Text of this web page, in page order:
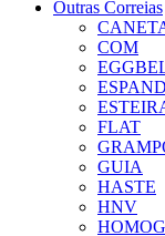
Outras Correias
COM
ESPAND
FLAT
GUIA
HASTE
HNV